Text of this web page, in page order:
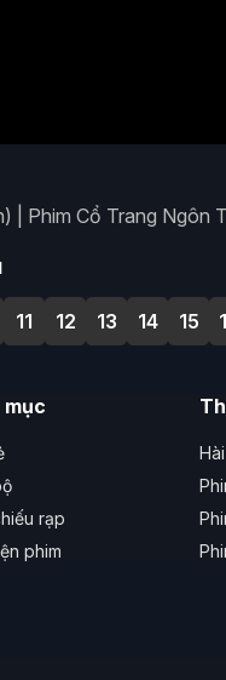
Phim Cổ Trang Ngôn
11 12 13 14 15
mục
rạp
phim